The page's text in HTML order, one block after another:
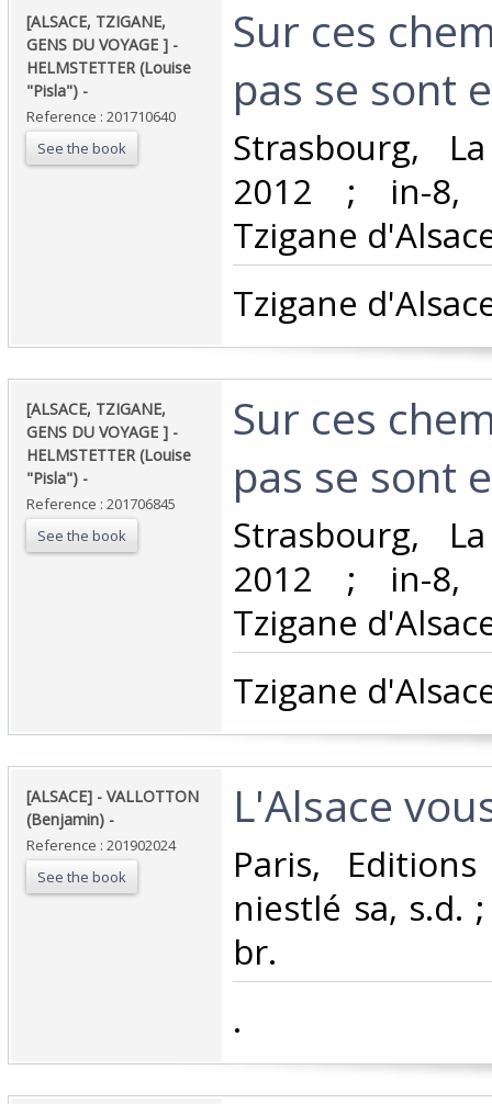
‎[ALSACE, TZIGANE,
GENS DU VOYAGE ] -
HELMSTETTER (Louise
"Pisla") - ‎
Reference : 201710640
See the book
‎Sur ces
pas se sont
‎Strasbourg,
2012 ; in-8,
Tzigane
‎Tzigane
‎[ALSACE, TZIGANE,
GENS DU VOYAGE ] -
HELMSTETTER (Louise
"Pisla") - ‎
Reference : 201706845
See the book
‎Sur ces
pas se sont
‎Strasbourg,
2012 ; in-8,
Tzigane
‎Tzigane
‎[ALSACE] - VALLOTTON
(Benjamin) - ‎
Reference : 201902024
See the book
‎L'Alsace
‎Paris,
niestlé sa, s.d.
br.‎
‎.‎